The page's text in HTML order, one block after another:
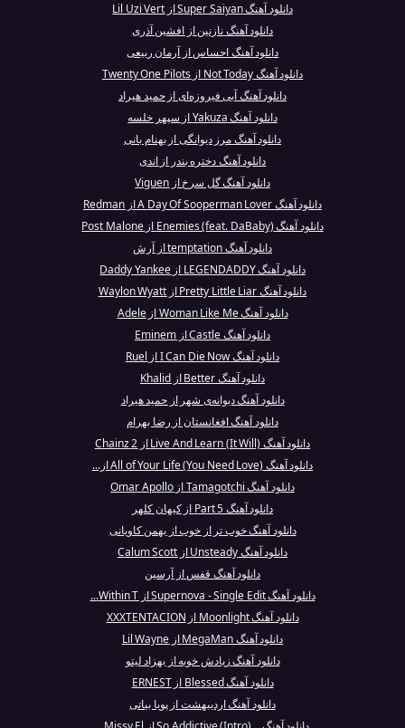
دانلود آهنگ Super Saiyan از Lil Uzi Vert
دانلود آهنگ نازنین از افشین آذری
دانلود آهنگ احساس از آرمان ربیعی
دانلود آهنگ Not Today از Twenty One Pilots
دانلود آهنگ آبی فیروزه‌ای از حمید هیراد
دانلود آهنگ Yakuza از سپهر خلسه
دانلود آهنگ مرز دیوانگی از بهنام بانی
دانلود آهنگ دختره بندر از اندی
دانلود آهنگ گل سرخ از Viguen
دانلود آهنگ A Day Of Sooperman Lover از Redman
دانلود آهنگ Enemies (feat. DaBaby) از Post Malone
دانلود آهنگ temptation از آرش
دانلود آهنگ LEGENDADDY از Daddy Yankee
دانلود آهنگ Pretty Little Liar از Waylon Wyatt
دانلود آهنگ Woman Like Me از Adele
دانلود آهنگ Castle از Eminem
دانلود آهنگ I Can Die Now از Ruel
دانلود آهنگ Better از Khalid
دانلود آهنگ دیوانه‌ی شهر از حمید هیراد
دانلود آهنگ افغانستان از رضا بهرام
دانلود آهنگ Live And Learn (It Will) از 2 Chainz
دانلود آهنگ All of Your Life (You Need Love) از...
دانلود آهنگ Tamagotchi از Omar Apollo
دانلود آهنگ Part 5 از کیهان کلهر
دانلود آهنگ خوب تر از خوب از بهمن کاویانی
دانلود آهنگ Unsteady از Calum Scott
دانلود آهنگ قفس از آرسین
دانلود آهنگ Supernova - Single Edit از Within T...
دانلود آهنگ Moonlight از XXXTENTACION
دانلود آهنگ MegaMan از Lil Wayne
دانلود آهنگ زیادش خوبه از بهزاد لیتو
دانلود آهنگ Blessed از ERNEST
دانلود آهنگ اردیبهشت از پویا بیاتی